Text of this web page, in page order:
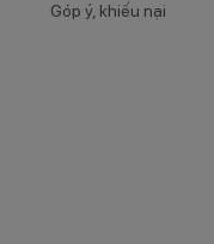
Góp ý, khiếu nại